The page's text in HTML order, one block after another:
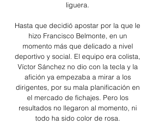
liguera.
Hasta que decidió apostar por la que le
hizo Francisco Belmonte, en un
momento más que delicado a nivel
deportivo y social. El equipo era colista,
Víctor Sánchez no dio con la tecla y la
afición ya empezaba a mirar a los
dirigentes, por su mala planificación en
el mercado de fichajes. Pero los
resultados no llegaron al momento, ni
todo ha sido color de rosa.